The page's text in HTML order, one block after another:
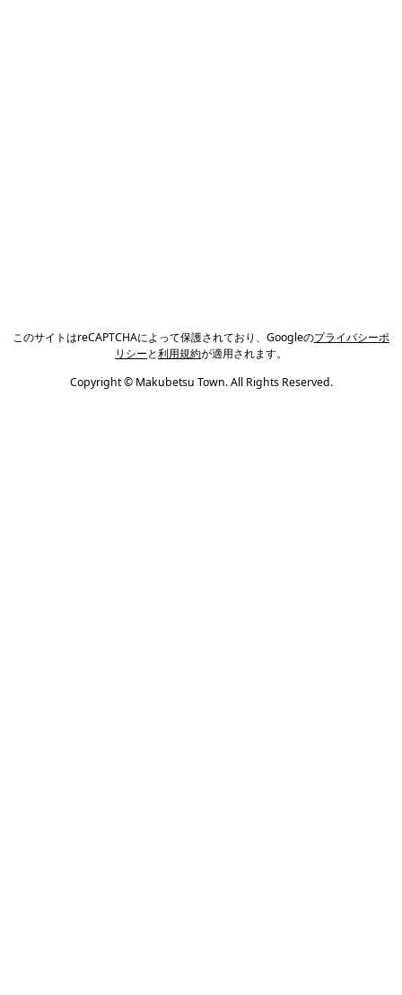
このサイトはreCAPTCHAによって保護されており、Googleのプライバシーポ
リシーと利用規約が適用されます。
Copyright © Makubetsu Town. All Rights Reserved.